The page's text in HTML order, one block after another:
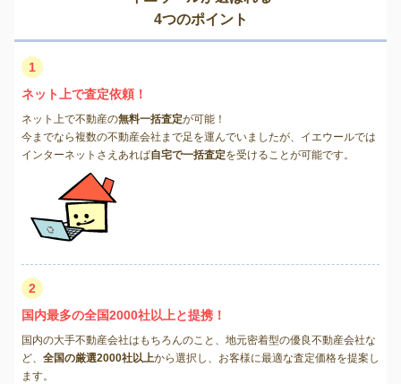
4つのポイント
1
ネット上で査定依頼！
ネット上で不動産の無料一括査定が可能！
今までなら複数の不動産会社まで足を運んでいましたが、イエウールでは
インターネットさえあれば自宅で一括査定を受けることが可能です。
2
国内最多の全国2000社以上と提携！
国内の大手不動産会社はもちろんのこと、地元密着型の優良不動産会社な
ど、 全国の厳選2000社以上から選択し、お客様に最適な査定価格を提案し
ます。